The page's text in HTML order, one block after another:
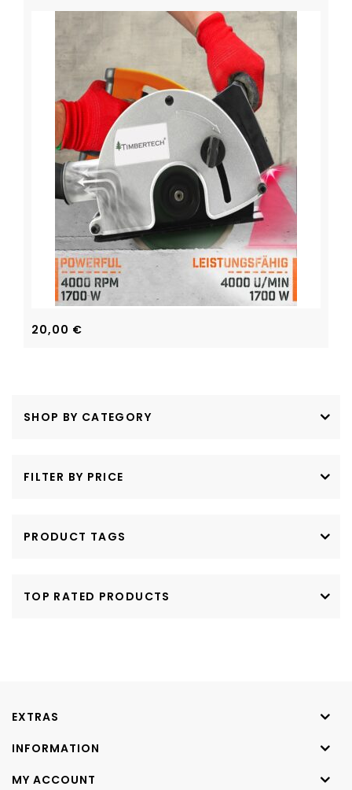
20,00 €
SHOP BY CATEGORY
FILTER BY PRICE
PRODUCT TAGS
TOP RATED PRODUCTS
EXTRAS
INFORMATION
MY ACCOUNT